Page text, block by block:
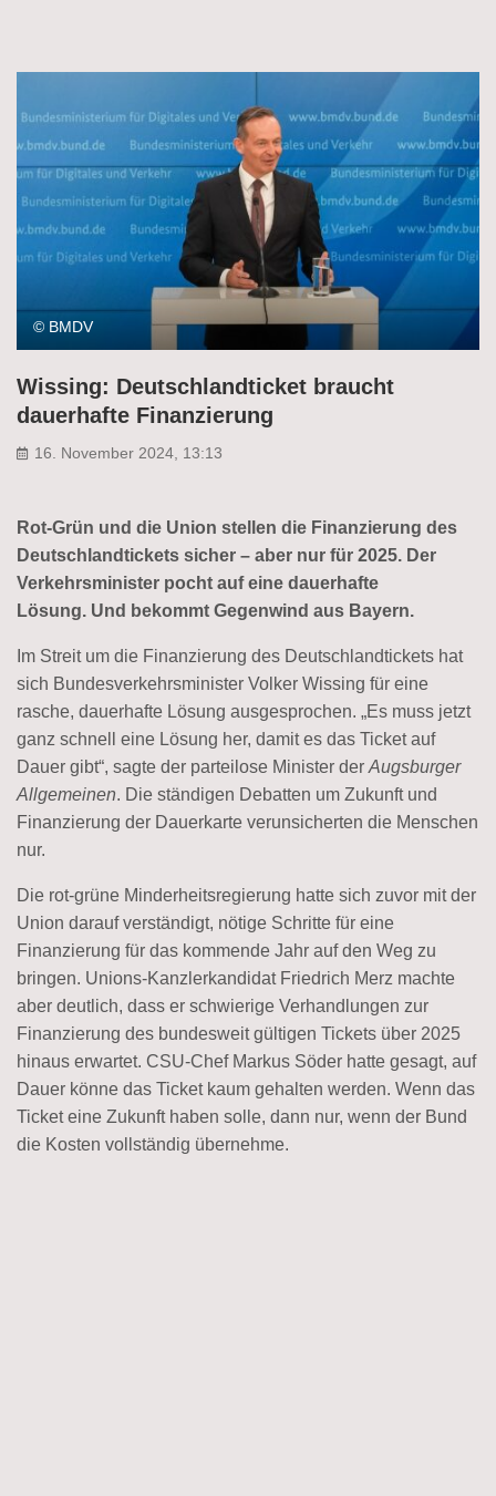
© BMDV
Wissing: Deutschlandticket braucht
dauerhafte Finanzierung
16. November 2024, 13:13
Rot-Grün und die Union stellen die Finanzierung des
Deutschlandtickets sicher – aber nur für 2025. Der
Verkehrsminister pocht auf eine dauerhafte
Lösung. Und bekommt Gegenwind aus Bayern.
Im Streit um die Finanzierung des Deutschlandtickets hat
sich Bundesverkehrsminister Volker Wissing für eine
rasche, dauerhafte Lösung ausgesprochen. „Es muss jetzt
ganz schnell eine Lösung her, damit es das Ticket auf
Dauer gibt“, sagte der parteilose Minister der Augsburger
Allgemeinen. Die ständigen Debatten um Zukunft und
Finanzierung der Dauerkarte verunsicherten die Menschen
nur.
Die rot-grüne Minderheitsregierung hatte sich zuvor mit der
Union darauf verständigt, nötige Schritte für eine
Finanzierung für das kommende Jahr auf den Weg zu
bringen. Unions-Kanzlerkandidat Friedrich Merz machte
aber deutlich, dass er schwierige Verhandlungen zur
Finanzierung des bundesweit gültigen Tickets über 2025
hinaus erwartet. CSU-Chef Markus Söder hatte gesagt, auf
Dauer könne das Ticket kaum gehalten werden. Wenn das
Ticket eine Zukunft haben solle, dann nur, wenn der Bund
die Kosten vollständig übernehme.